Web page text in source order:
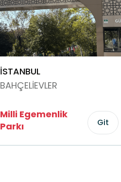
İSTANBUL
BAHÇELİEVLER
Milli Egemenlik
Parkı
Git